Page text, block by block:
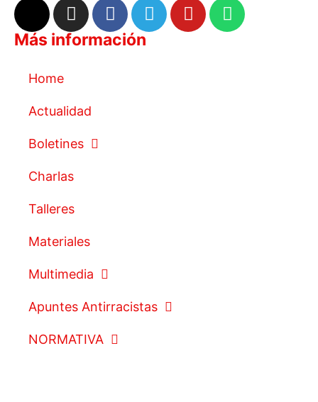
Más información
Home
Actualidad
Boletines
Charlas
Talleres
Materiales
Multimedia
Apuntes Antirracistas
NORMATIVA